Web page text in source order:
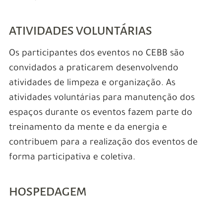
ATIVIDADES VOLUNTÁRIAS
Os participantes dos eventos no CEBB são
convidados a praticarem desenvolvendo
atividades de limpeza e organização. As
atividades voluntárias para manutenção dos
espaços durante os eventos fazem parte do
treinamento da mente e da energia e
contribuem para a realização dos eventos de
forma participativa e coletiva.
HOSPEDAGEM